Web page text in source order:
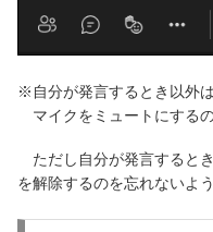
※自分が発言するとき以外
マイクをミュートにする
ただし自分が発言すると
を解除するのを忘れないよ